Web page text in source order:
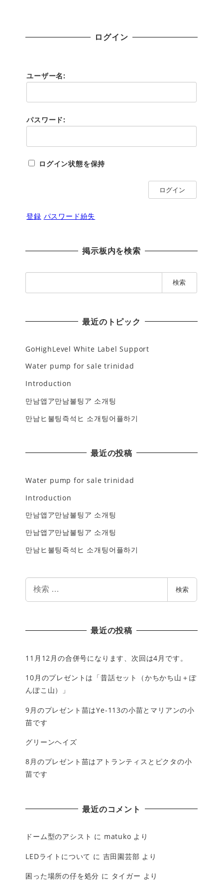
ログイン
ユーザー名:
パスワード:
ログイン状態を保持
ログイン
登録 パスワード紛失
掲示板内を検索
索
最近のトピック
GoHighLevel White Label Support
Water pump for sale trinidad
Introduction
만남앱ア만남불팅ア 소개팅
만남ヒ불팅즉석ヒ 소개팅어플하기
最近の投稿
Water pump for sale trinidad
Introduction
만남앱ア만남불팅ア 소개팅
만남앱ア만남불팅ア 소개팅
만남ヒ불팅즉석ヒ 소개팅어플하기
検索
最近の投稿
11月12月の合併号になります、次回は4月です。
10月のプレゼントは「昔話セット（かちかち山＋ぽ
んぽこ山）」
9月のプレゼント苗はYe-113の小苗とマリアンの小
苗です
グリーンヘイズ
8月のプレゼント苗はアトランティスとピクタの小
苗です
最近のコメント
ドーム型のアシスト に matuko より
LEDライトについて に 吉田園芸部 より
困った場所の仔を処分 に タイガー より